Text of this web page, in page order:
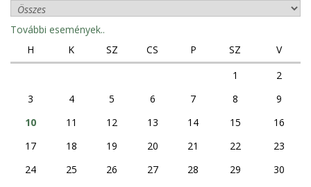
s
További események..
H
K SZ CS P SZ
V
1
2
3
4 5 6 7 8
9
10
11 12 13 14 15
16
17
18 19 20 21 22
23
24
25 26 27 28 29
30